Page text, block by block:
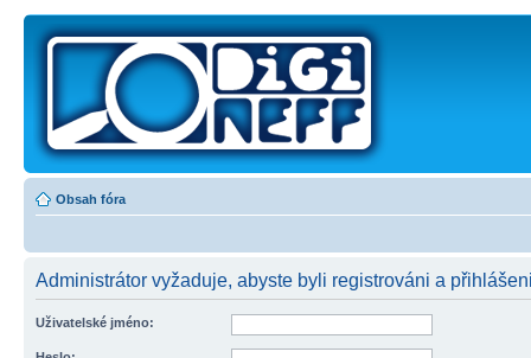
Obsah fóra
Administrátor vyžaduje, abyste byli registrováni a
Uživatelské jméno: